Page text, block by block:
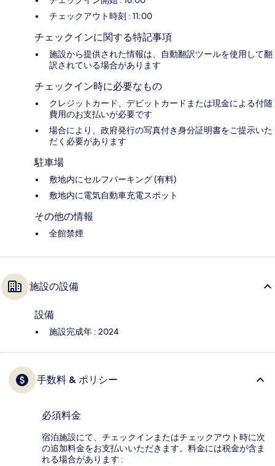
チェックアウト時刻 : 11:00
チェックインに関する特記事項
施設から提供された情報は、自動翻訳ツールを使用して翻
訳されている場合があります
チェックイン時に必要なもの
クレジットカード、デビットカードまたは現金による付随
費用のお支払いが必要です
場合により、政府発行の写真付き身分証明書をご提示いた
だく必要があります
駐車場
敷地内にセルフパーキング (有料)
敷地内に電気自動車充電スポット
その他の情報
全館禁煙
施設の設備
設備
施設完成年 : 2024
手数料 & ポリシー
必須料金
宿泊施設にて、チェックインまたはチェックアウト時に次
の追加料金をお支払いいただきます。料金には税金が含ま
れる場合があります :